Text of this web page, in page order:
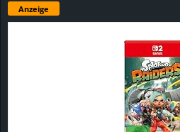
Anzeige